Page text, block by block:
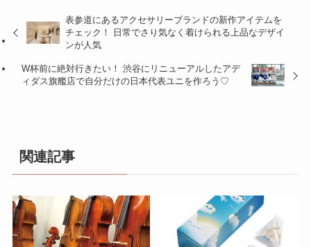
表参道にあるアクセサリーブランドの新作アイテムを
チェック！ 日常でさり気なく着けられる上品なデザイ
ンが人気
W杯前に絶対行きたい！ 渋谷にリニューアルしたアデ
ィダス旗艦店で自分だけの日本代表ユニを作ろう♡
関連記事